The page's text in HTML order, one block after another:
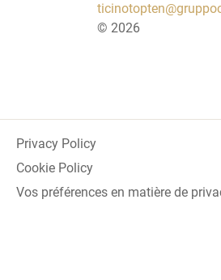
© 2026
Privacy Policy
Cookie Policy
Vos préférences en matière de